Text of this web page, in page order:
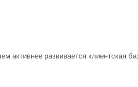
активнее развивается клиентская